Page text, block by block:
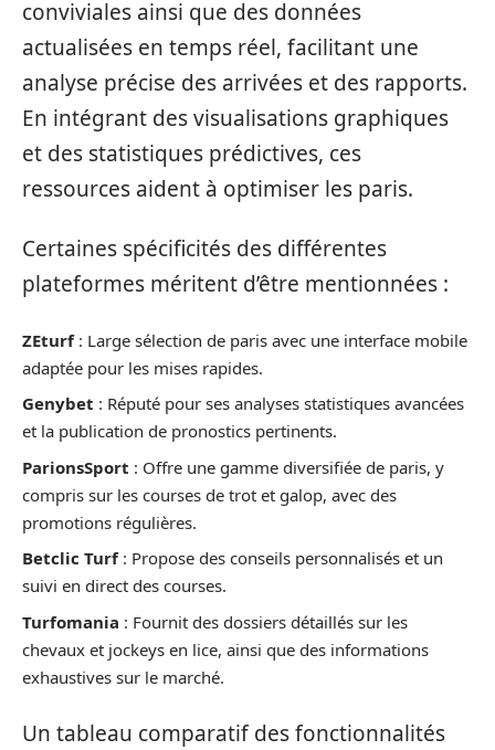
conviviales ainsi que des données
actualisées en temps réel, facilitant une
analyse précise des arrivées et des rapports.
En intégrant des visualisations graphiques
et des statistiques prédictives, ces
ressources aident à optimiser les paris.
Certaines spécificités des différentes
plateformes méritent d’être mentionnées :
ZEturf: Large sélection de paris avec une interface mobile
adaptée pour les mises rapides.
Genybet : Réputé pour ses analyses statistiques avancées
et la publication de pronostics pertinents.
ParionsSport : Offre une gamme diversifiée de paris, y
compris sur les courses de trot et galop, avec des
promotions régulières.
Betclic Turf: Propose des conseils personnalisés et un
suivi en direct des courses.
Turfomania : Fournit des dossiers détaillés sur les
chevaux et jockeys en lice, ainsi que des informations
exhaustives sur le marché.
Un tableau comparatif des fonctionnalités